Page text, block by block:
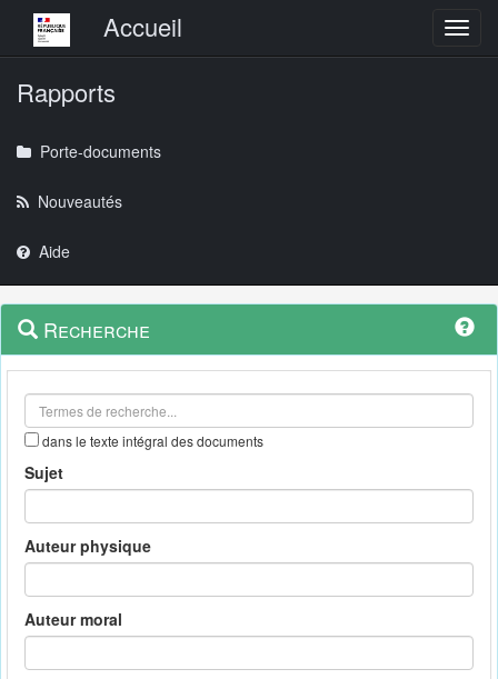
Menu principalAccueil
Rapports
Porte-documents
Nouveautés
Aide
Navigation
outils
Menu
contextuel
Recherche
dans le texte intégral des documents
Sujet
Auteur physique
Auteur moral